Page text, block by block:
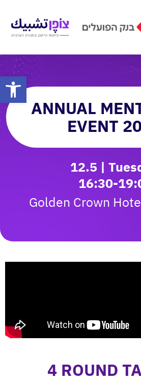
פתח
ANNUAL
EVENT
12.5 |
16:30-
Golden Crown
4 ROUND